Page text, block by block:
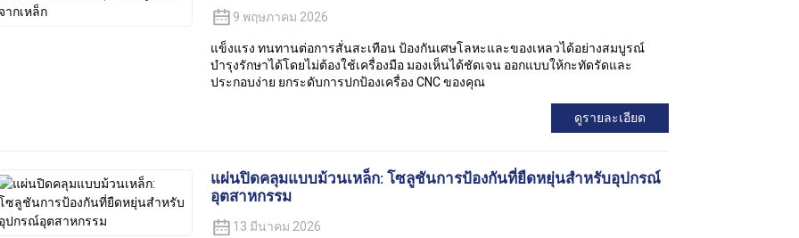
9 พฤษภาคม 2026
แข็งแรง ทนทานต่อการสั่นสะเทือน ป้องกันเศษโลหะและของเหลวได้อย่างสมบูรณ์
บำรุงรักษาได้โดยไม่ต้องใช้เครื่องมือ มองเห็นได้ชัดเจน ออกแบบให้กะทัดรัดและ
ประกอบง่าย ยกระดับการปกป้องเครื่อง CNC ของคุณ
ดูรายละเอียด
แผ่นปิดคลุมแบบม้วนเหล็ก: โซลูชันการป้องกันที่ยืดหยุ่นสำหรับอุปกรณ์
อุตสาหกรรม
13 มีนาคม 2026